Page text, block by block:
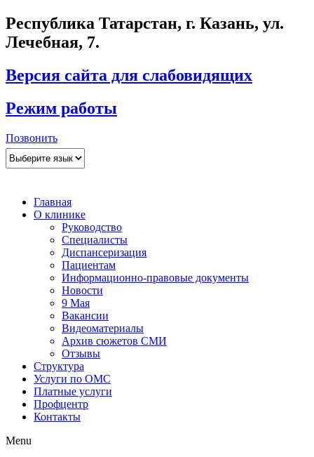
Республика Татарстан, г. Казань, ул.
Лечебная, 7.
Версия сайта для слабовидящих
Режим работы
Позвонить
Главная
О клинике
Руководство
Специалисты
Диспансеризация
Пациентам
Информационно-правовые документы
Новости
9 Мая
Вакансии
Видеоматериалы
Архив сюжетов СМИ
Отзывы
Структура
Услуги по ОМС
Платные услуги
Профцентр
Контакты
Menu